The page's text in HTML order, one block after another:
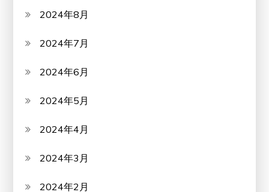
2024年8月
2024年7月
2024年6月
2024年5月
2024年4月
2024年3月
2024年2月